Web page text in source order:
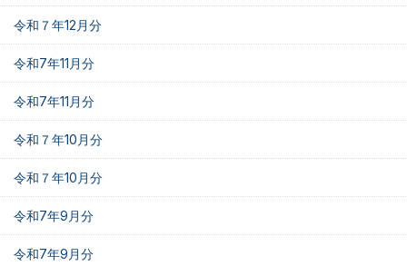
令和７年12月分
令和7年11月分
令和7年11月分
令和７年10月分
令和７年10月分
令和7年9月分
令和7年9月分